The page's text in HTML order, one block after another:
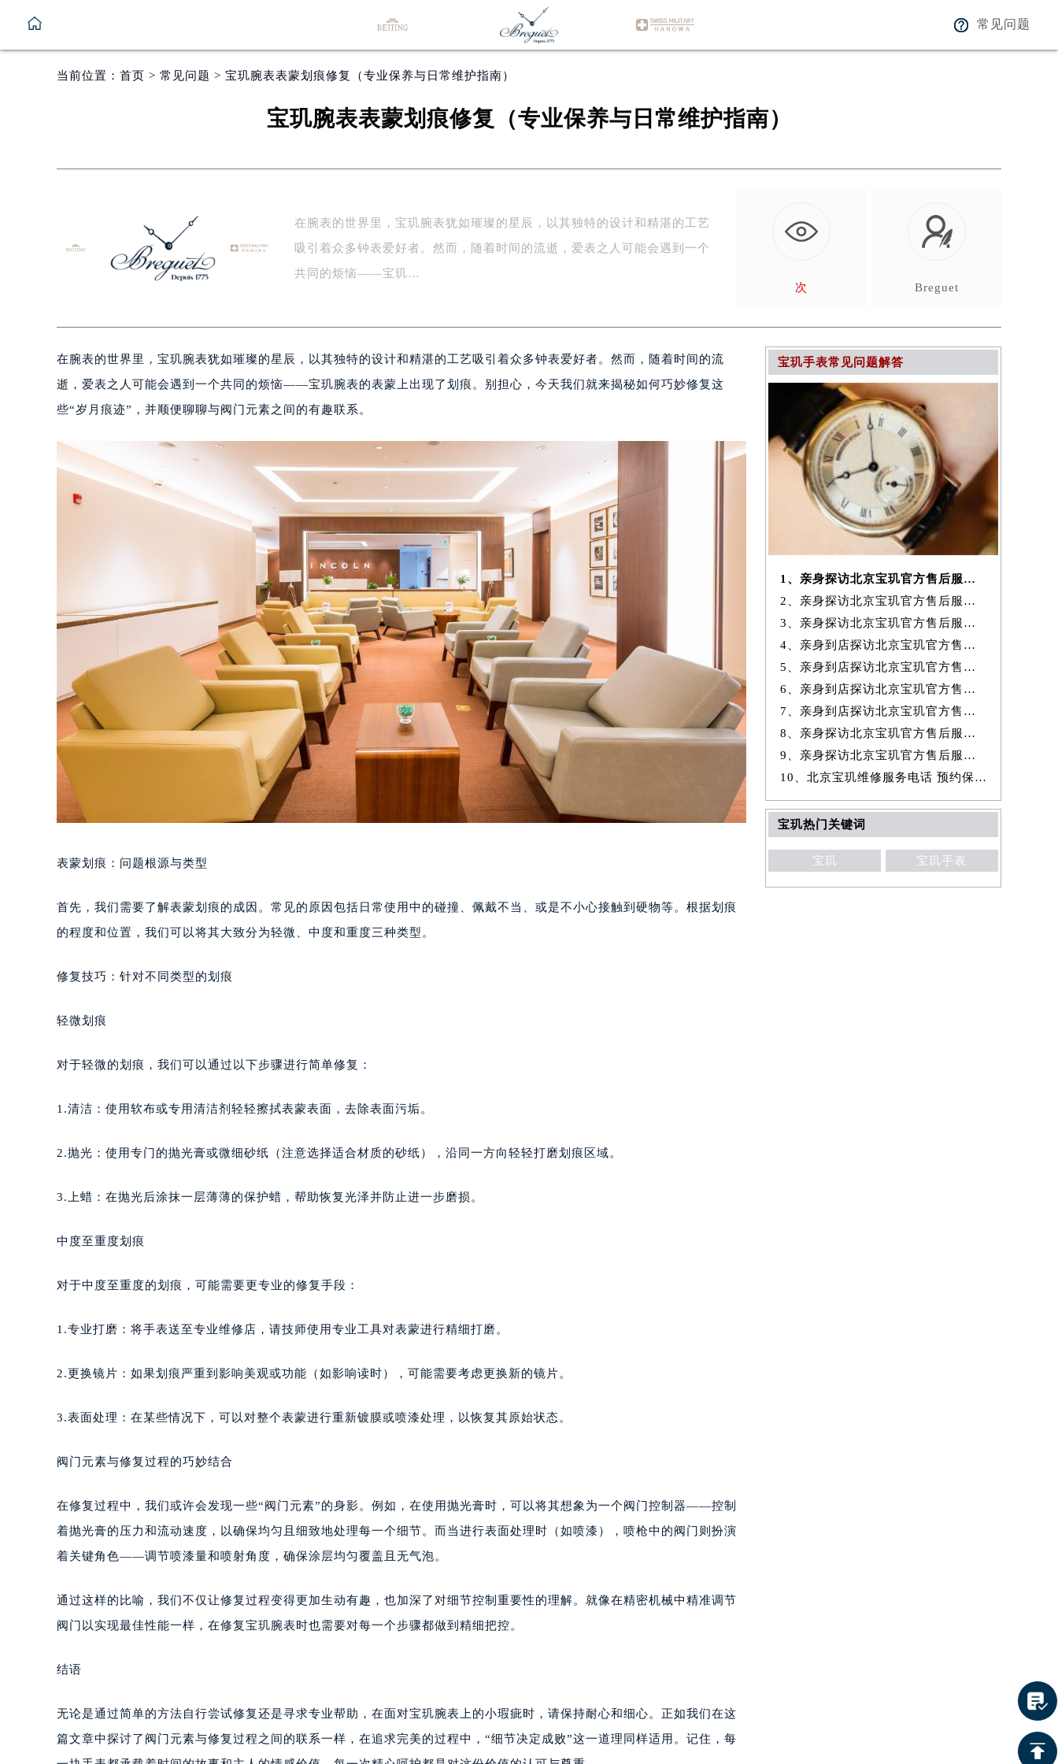
常见问题
当前位置： 首页 > 常见问题 > 宝玑腕表表蒙划痕修复（专业保养与日常维护指南）
宝玑腕表表蒙划痕修复（专业保养与日常维护指南）
在腕表的世界里，宝玑腕表犹如璀璨的星辰，以其独特的设计和精湛的工艺
吸引着众多钟表爱好者。然而，随着时间的流逝，爱表之人可能会遇到一个
共同的烦恼——宝玑…
次
Breguet
在腕表的世界里，宝玑腕表犹如璀璨的星辰，以其独特的设计和精湛的工艺吸引着众多钟表爱好者。然而，随着时间的流
逝，爱表之人可能会遇到一个共同的烦恼——宝玑腕表的表蒙上出现了划痕。别担心，今天我们就来揭秘如何巧妙修复这
些“岁月痕迹”，并顺便聊聊与阀门元素之间的有趣联系。
表蒙划痕：问题根源与类型
首先，我们需要了解表蒙划痕的成因。常见的原因包括日常使用中的碰撞、佩戴不当、或是不小心接触到硬物等。根据划痕
的程度和位置，我们可以将其大致分为轻微、中度和重度三种类型。
修复技巧：针对不同类型的划痕
轻微划痕
对于轻微的划痕，我们可以通过以下步骤进行简单修复：
1.清洁：使用软布或专用清洁剂轻轻擦拭表蒙表面，去除表面污垢。
2.抛光：使用专门的抛光膏或微细砂纸（注意选择适合材质的砂纸），沿同一方向轻轻打磨划痕区域。
3.上蜡：在抛光后涂抹一层薄薄的保护蜡，帮助恢复光泽并防止进一步磨损。
中度至重度划痕
对于中度至重度的划痕，可能需要更专业的修复手段：
1.专业打磨：将手表送至专业维修店，请技师使用专业工具对表蒙进行精细打磨。
2.更换镜片：如果划痕严重到影响美观或功能（如影响读时），可能需要考虑更换新的镜片。
3.表面处理：在某些情况下，可以对整个表蒙进行重新镀膜或喷漆处理，以恢复其原始状态。
阀门元素与修复过程的巧妙结合
在修复过程中，我们或许会发现一些“阀门元素”的身影。例如，在使用抛光膏时，可以将其想象为一个阀门控制器——控制
着抛光膏的压力和流动速度，以确保均匀且细致地处理每一个细节。而当进行表面处理时（如喷漆），喷枪中的阀门则扮演
着关键角色——调节喷漆量和喷射角度，确保涂层均匀覆盖且无气泡。
通过这样的比喻，我们不仅让修复过程变得更加生动有趣，也加深了对细节控制重要性的理解。就像在精密机械中精准调节
阀门以实现最佳性能一样，在修复宝玑腕表时也需要对每一个步骤都做到精细把控。
结语
无论是通过简单的方法自行尝试修复还是寻求专业帮助，在面对宝玑腕表上的小瑕疵时，请保持耐心和细心。正如我们在这
篇文章中探讨了阀门元素与修复过程之间的联系一样，在追求完美的过程中，“细节决定成败”这一道理同样适用。记住，每
宝玑手表常见问题解答
1、亲身探访北京宝玑官方售后服务中心｜网点地址及服务热线（2026年7月
2、亲身探访北京宝玑官方售后服务中心｜电话和完整地址（2026年7月最新）
3、亲身探访北京宝玑官方售后服务中心｜地址与24小时客服电话（2026年7
4、亲身到店探访北京宝玑官方售后服务中心｜完整网点地址与热线（2026年
5、亲身到店探访北京宝玑官方售后服务中心｜网点地址与客服电话（2026年
6、亲身到店探访北京宝玑官方售后服务中心｜最新官方热线和24小时维修
7、亲身到店探访北京宝玑官方售后服务中心｜全新地址与官方电话（2026年
8、亲身探访北京宝玑官方售后服务中心｜官方热线与门店地址（2026年7月
9、亲身探访北京宝玑官方售后服务中心｜详细网点地址与售后服务电话（20
10、北京宝玑维修服务电话 预约保养售后服务中心权威公示（2026年7月最
宝玑热门关键词
宝玑 宝玑手表